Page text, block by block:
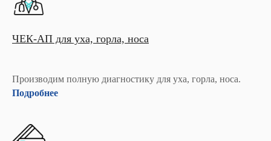
ЧЕК-АП для уха, горла, носа
Производим полную диагностику для уха, горла, носа.
Подробнее